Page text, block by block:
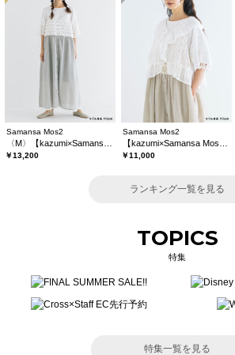
Samansa Mos2
￥13,200
Samansa Mos2
￥11,000
ランキング一覧を見る
TOPICS
特集
特集一覧を見る